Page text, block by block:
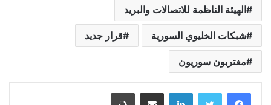
الهيئة الناظمة للاتصالات والبريد
شبكات الخليوي السورية قرار جديد
مغتربون سوريون
لينكدإن